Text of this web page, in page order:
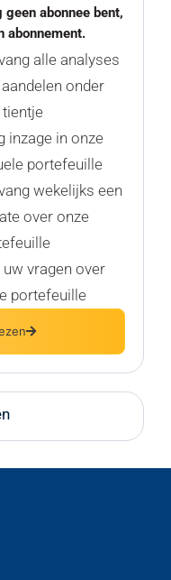
geen abonnee bent,
abonnement.
alle analyses
onder
tientje
inzage in onze
portefeuille
wekelijks een
over onze
uw vragen over
portefeuille